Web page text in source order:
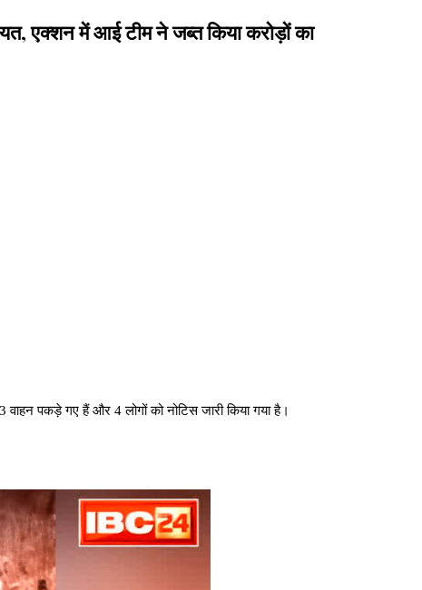
में आई टीम ने जब्त किया करोड़ों का
पकड़े गए हैं और 4 लोगों को नोटिस जारी किया गया है।